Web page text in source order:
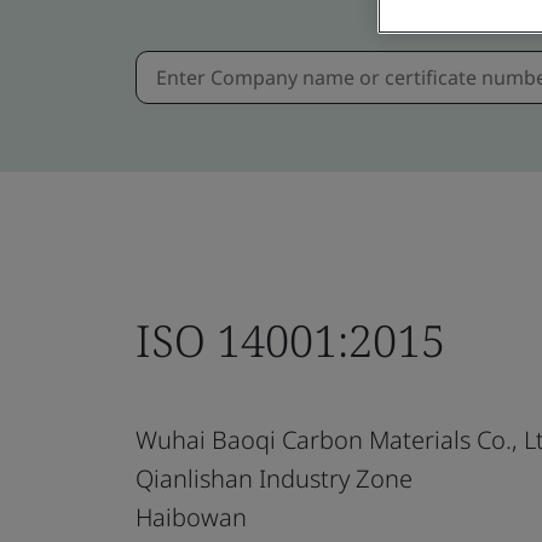
ISO 14001:2015
Wuhai Baoqi Carbon Materials Co.,
Qianlishan Industry Zone
Haibowan